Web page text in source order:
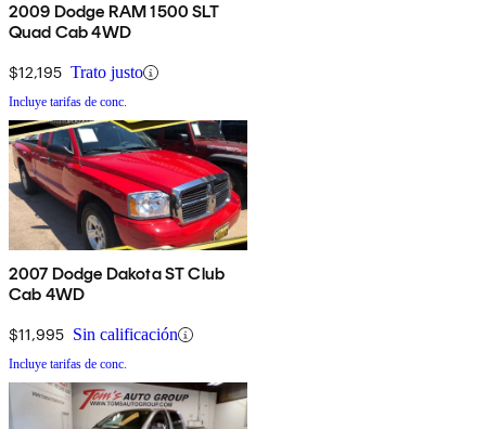
2009 Dodge RAM 1500 SLT
Quad Cab 4WD
$12,195 Trato justo
Incluye tarifas de conc.
2007 Dodge Dakota ST Club
Cab 4WD
$11,995 Sin calificación
Incluye tarifas de conc.